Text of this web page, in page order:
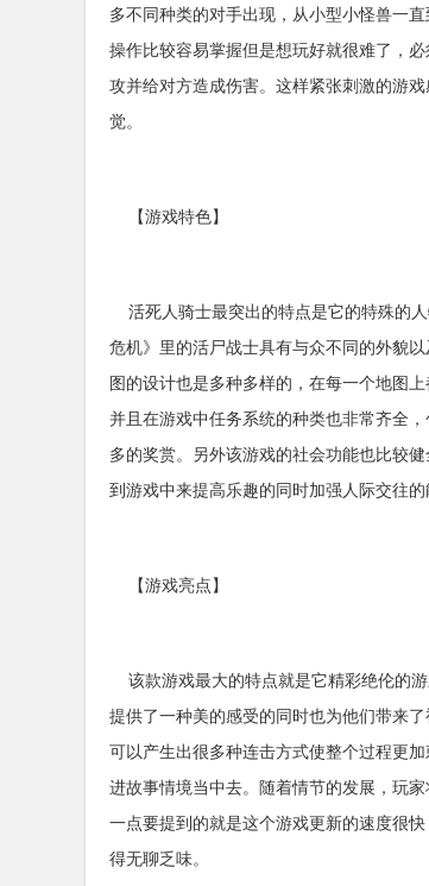
多不同种类的对手出现，从小型小怪兽一
操作比较容易掌握但是想玩好就很难了，
攻并给对方造成伤害。这样紧张刺激的游
觉。
【游戏特色】
活死人骑士最突出的特点是它的特殊的
危机》里的活尸战士具有与众不同的外貌
图的设计也是多种多样的，在每一个地图
并且在游戏中任务系统的种类也非常齐全
多的奖赏。另外该游戏的社会功能也比较
到游戏中来提高乐趣的同时加强人际交往的
【游戏亮点】
该款游戏最大的特点就是它精彩绝伦的
提供了一种美的感受的同时也为他们带来
可以产生出很多种连击方式使整个过程更
进故事情境当中去。随着情节的发展，玩
一点要提到的就是这个游戏更新的速度很
得无聊乏味。